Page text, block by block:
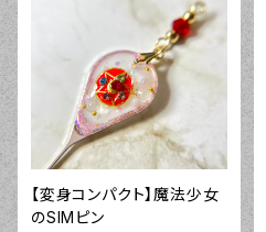
【変身コンパクト】魔法少女
のSIMピン